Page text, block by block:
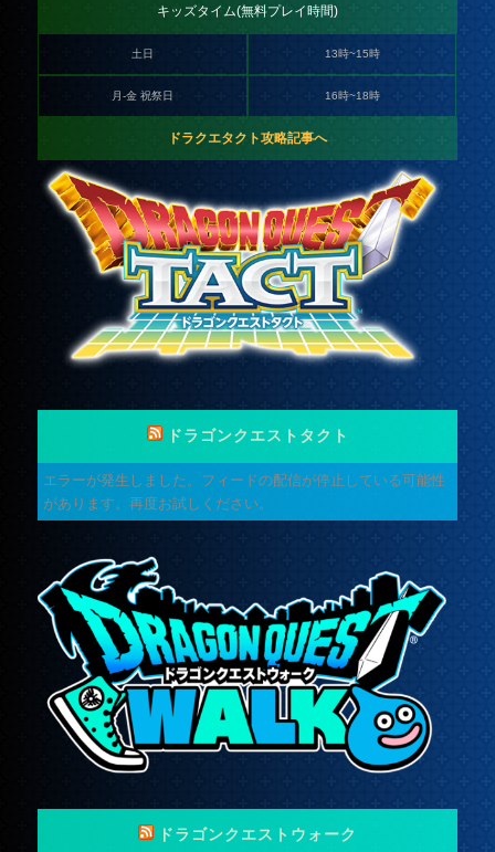
キッズタイム(無料プレイ時間)
土日 13時~15時
月-金 祝祭日 16時~18時
ドラクエタクト攻略記事へ
ドラゴンクエストタクト
エラーが発生しました。フィードの配信が停止している可能性
があります。再度お試しください。
ドラゴンクエストウォーク